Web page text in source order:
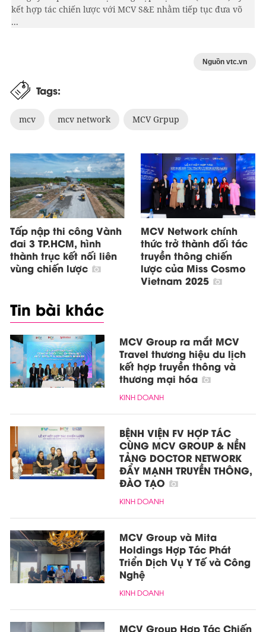
kết hợp tác chiến lược với MCV S&E nhằm tiếp tục đưa võ
...
Nguồn vtc.vn
Tags:
mcv mcv network MCV Grpup
Tấp nập thi công Vành
đai 3 TP.HCM, hình
thành trục kết nối liên
vùng chiến lược
MCV Network chính
thức trở thành đối tác
truyền thông chiến
lược của Miss Cosmo
Vietnam 2025
Tin bài khác
MCV Group ra mắt MCV
Travel thương hiệu du lịch
kết hợp truyền thông và
thương mại hóa
KINH DOANH
BỆNH VIỆN FV HỢP TÁC
CÙNG MCV GROUP & NỀN
TẢNG DOCTOR NETWORK
ĐẨY MẠNH TRUYỀN THÔNG,
ĐÀO TẠO
KINH DOANH
MCV Group và Mita
Holdings Hợp Tác Phát
Triển Dịch Vụ Y Tế và Công
Nghệ
KINH DOANH
MCV Group Hợp Tác Chiến